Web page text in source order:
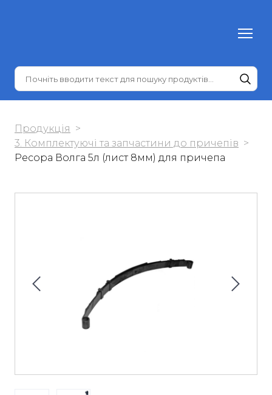
Продукція
3. Комплектуючі та запчастини до причепів
Ресора Волга 5л (лист 8мм) для причепа